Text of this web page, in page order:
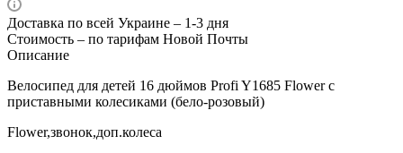
Доставка по всей Украине – 1-3 дня
Стоимость – по тарифам Новой Почты
Описание
Велосипед для детей 16 дюймов Profi Y1685 Flower с
приставными колесиками (бело-розовый)
Flower,звонок,доп.колеса